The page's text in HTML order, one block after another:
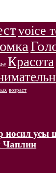
voice
Красота
возраст
носил усы
Чаплин